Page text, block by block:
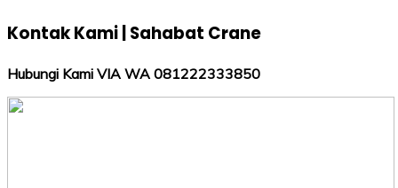
Kontak Kami | Sahabat Crane
Hubungi Kami VIA WA 081222333850